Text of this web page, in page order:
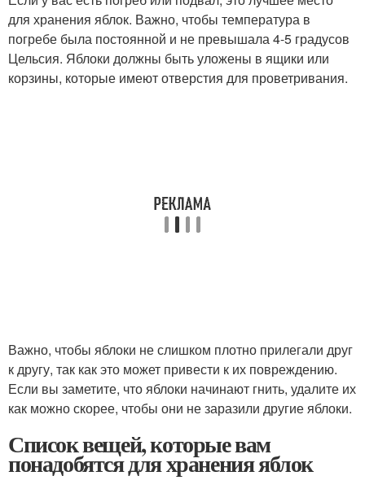
для хранения яблок. Важно, чтобы температура в
погребе была постоянной и не превышала 4-5 градусов
Цельсия. Яблоки должны быть уложены в ящики или
корзины, которые имеют отверстия для проветривания.
Важно, чтобы яблоки не слишком плотно прилегали друг
к другу, так как это может привести к их повреждению.
Если вы заметите, что яблоки начинают гнить, удалите их
как можно скорее, чтобы они не заразили другие яблоки.
Список вещей, которые вам
понадобятся для хранения яблок